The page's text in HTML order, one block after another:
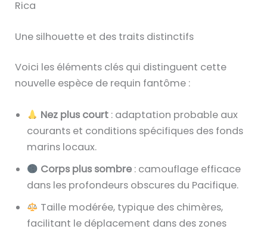
Rica
Une silhouette et des traits distinctifs
Voici les éléments clés qui distinguent cette
nouvelle espèce de requin fantôme :
Nez plus court: adaptation probable aux
courants et conditions spécifiques des fonds
marins locaux.
Corps plus sombre: camouflage efficace
dans les profondeurs obscures du Pacifique.
Taille modérée, typique des chimères,
facilitant le déplacement dans des zones